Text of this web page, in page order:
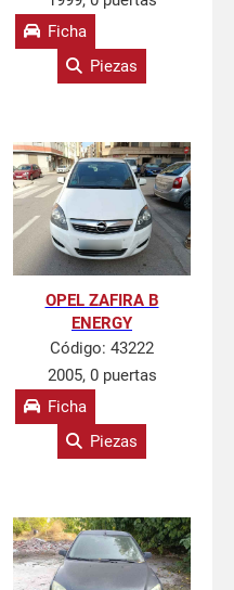
Ficha
Piezas
OPEL ZAFIRA B
ENERGY
Código: 43222
2005, 0 puertas
Ficha
Piezas